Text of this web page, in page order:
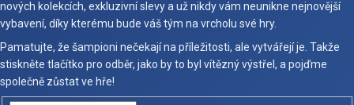
nových kolekcích, exkluzivní slevy a už nikdy vám neunikne nejnovější
vybavení, díky kterému bude váš tým na vrcholu své hry.
Pamatujte, že šampioni nečekají na příležitosti, ale vytvářejí je. Takže
stiskněte tlačítko pro odběr, jako by to byl vítězný výstřel, a pojďme
společně zůstat ve hře!